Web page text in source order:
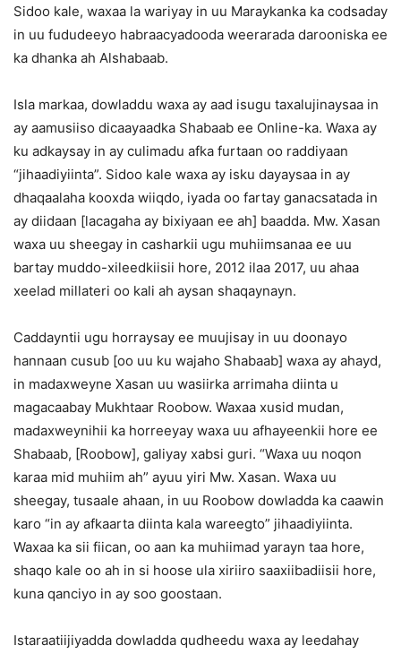
Sidoo kale, waxaa la wariyay in uu Maraykanka ka codsaday
in uu fududeeyo habraacyadooda weerarada darooniska ee
ka dhanka ah Alshabaab.
Isla markaa, dowladdu waxa ay aad isugu taxalujinaysaa in
ay aamusiiso dicaayaadka Shabaab ee Online-ka. Waxa ay
ku adkaysay in ay culimadu afka furtaan oo raddiyaan
“jihaadiyiinta”. Sidoo kale waxa ay isku dayaysaa in ay
dhaqaalaha kooxda wiiqdo, iyada oo fartay ganacsatada in
ay diidaan [lacagaha ay bixiyaan ee ah] baadda. Mw. Xasan
waxa uu sheegay in casharkii ugu muhiimsanaa ee uu
bartay muddo-xileedkiisii hore, 2012 ilaa 2017, uu ahaa
xeelad millateri oo kali ah aysan shaqaynayn.
Caddayntii ugu horraysay ee muujisay in uu doonayo
hannaan cusub [oo uu ku wajaho Shabaab] waxa ay ahayd,
in madaxweyne Xasan uu wasiirka arrimaha diinta u
magacaabay Mukhtaar Roobow. Waxaa xusid mudan,
madaxweynihii ka horreeyay waxa uu afhayeenkii hore ee
Shabaab, [Roobow], galiyay xabsi guri. “Waxa uu noqon
karaa mid muhiim ah” ayuu yiri Mw. Xasan. Waxa uu
sheegay, tusaale ahaan, in uu Roobow dowladda ka caawin
karo “in ay afkaarta diinta kala wareegto” jihaadiyiinta.
Waxaa ka sii fiican, oo aan ka muhiimad yarayn taa hore,
shaqo kale oo ah in si hoose ula xiriiro saaxiibadiisii hore,
kuna qanciyo in ay soo goostaan.
Istaraatiijiyadda dowladda qudheedu waxa ay leedahay